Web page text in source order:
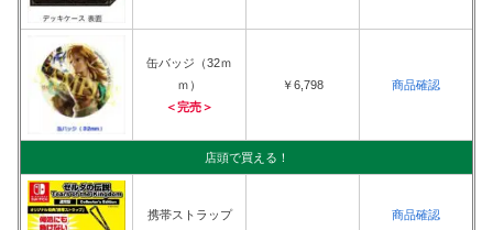
缶バッジ（32ｍ
ｍ）
＜完売＞
￥6,798 商品確認
店頭で買える！
携帯ストラップ 商品確認